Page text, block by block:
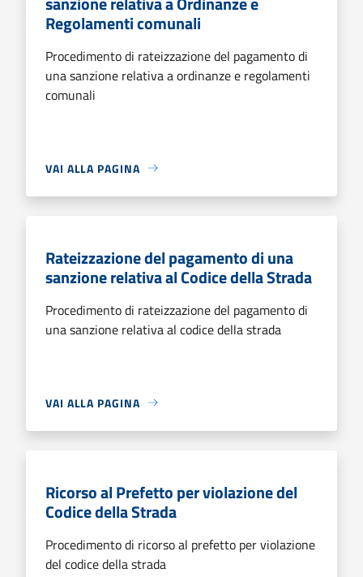
Regolamenti comunali
Procedimento di rateizzazione del pagamento di
una sanzione relativa a ordinanze e regolamenti
comunali
VAI ALLA PAGINA
Rateizzazione del pagamento di una
sanzione relativa al Codice della Strada
Procedimento di rateizzazione del pagamento di
una sanzione relativa al codice della strada
VAI ALLA PAGINA
Ricorso al Prefetto per violazione del
Codice della Strada
Procedimento di ricorso al prefetto per violazione
del codice della strada